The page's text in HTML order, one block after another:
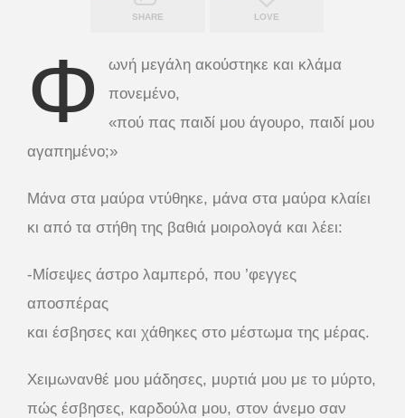
SHARE LOVE
Φ
ωνή μεγάλη ακούστηκε και κλάμα
πονεμένο,
«πού πας παιδί μου άγουρο, παιδί μου
αγαπημένο;»
Μάνα στα μαύρα ντύθηκε, μάνα στα μαύρα κλαίει
κι από τα στήθη της βαθιά μοιρολογά και λέει:
-Μίσεψες άστρο λαμπερό, που ’φεγγες
αποσπέρας
και έσβησες και χάθηκες στο μέστωμα της μέρας.
Χειμωνανθέ μου μάδησες, μυρτιά μου με το μύρτο,
πώς έσβησες, καρδούλα μου, στον άνεμο σαν